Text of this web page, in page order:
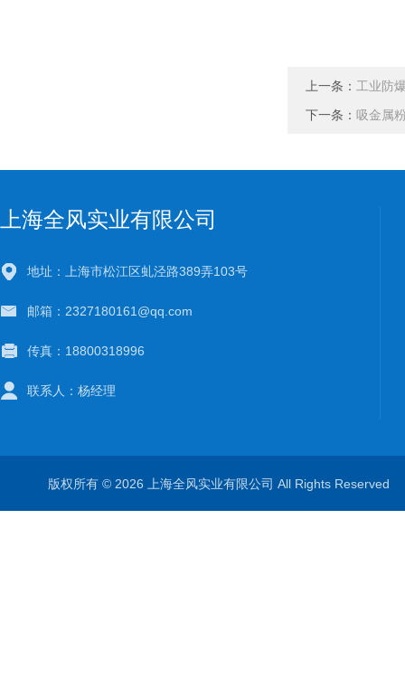
上一条： 工业防
下一条： 吸金属
上海全风实业有限公司
地址：上海市松江区虬泾路389弄103号
邮箱：2327180161@qq.com
传真：18800318996
联系人：杨经理
版权所有 © 2026 上海全风实业有限公司 All Rights